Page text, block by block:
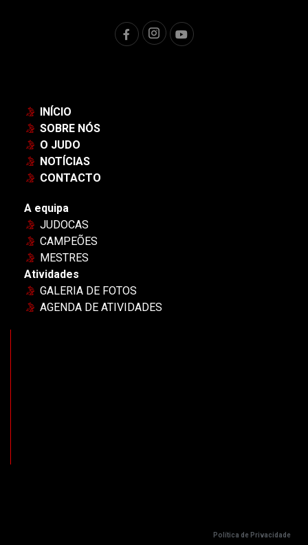
INÍCIO
SOBRE NÓS
O JUDO
NOTÍCIAS
CONTACTO
A equipa
JUDOCAS
CAMPEÕES
MESTRES
Atividades
GALERIA DE FOTOS
AGENDA DE ATIVIDADES
Política de Privacidade